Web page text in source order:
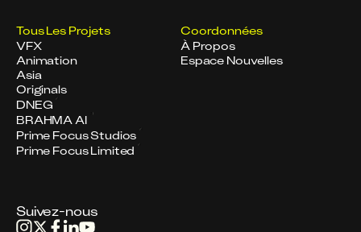
Tous Les Projets
VFX
Animation
Asia
Originals
Coordonnées
À Propos
Espace Nouvelles
DNEG
BRAHMA AI
Prime Focus Studios
Prime Focus Limited
Suivez-nous